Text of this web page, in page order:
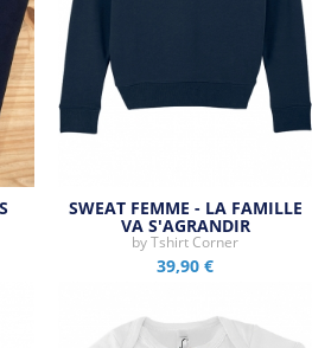
SWEAT FEMME - LA FAMILLE
VA S'AGRANDIR
byTshirt Corner
39,90 €